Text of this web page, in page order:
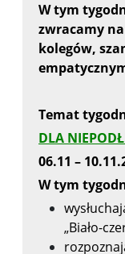
W tym
zwracamy
kolegów,
Temat
DLA
06.11 –
W tym
„Biało-